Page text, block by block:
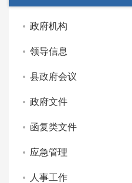
政府机构
领导信息
县政府会议
政府文件
函复类文件
应急管理
人事工作